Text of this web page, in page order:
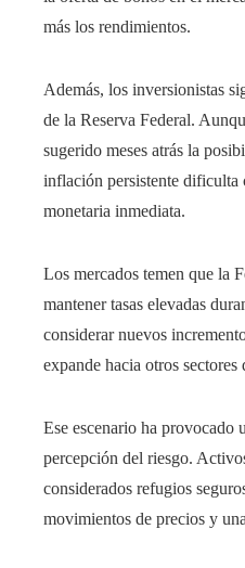
más los rendimientos.
Además, los inversionistas
de la Reserva Federal.
sugerido meses atrás la
inflación persistente dificulta
monetaria inmediata.
Los mercados temen que la
mantener tasas elevadas
considerar nuevos
expande hacia otros sectores
Ese escenario ha provocado
percepción del riesgo.
considerados refugios
movimientos de precios y